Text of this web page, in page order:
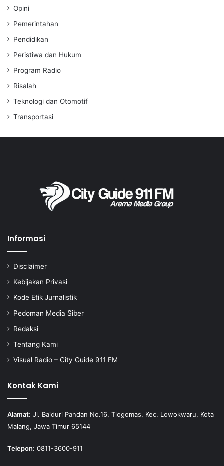
Opini
Pemerintahan
Pendidikan
Peristiwa dan Hukum
Program Radio
Risalah
Teknologi dan Otomotif
Transportasi
Informasi
Disclaimer
Kebijakan Privasi
Kode Etik Jurnalistik
Pedoman Media Siber
Redaksi
Tentang Kami
Visual Radio – City Guide 911 FM
Kontak Kami
Alamat: Jl. Baiduri Pandan No.16, Tlogomas, Kec. Lowokwaru, Kota
Malang, Jawa Timur 65144
Telepon: 0811-3600-911